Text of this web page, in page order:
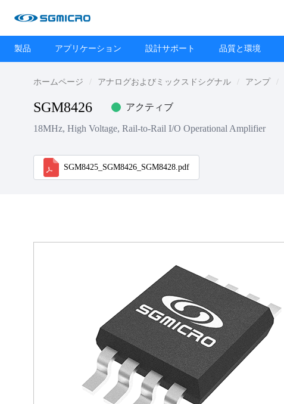
製品 アプリケーション 設計サポート 品質と環境
ホームページ アナログおよびミックスドシグナル アンプ
SGM8426 アクティブ
18MHz, High Voltage, Rail-to-Rail I/O Operational Amplifier
SGM8425_SGM8426_SGM8428.pdf